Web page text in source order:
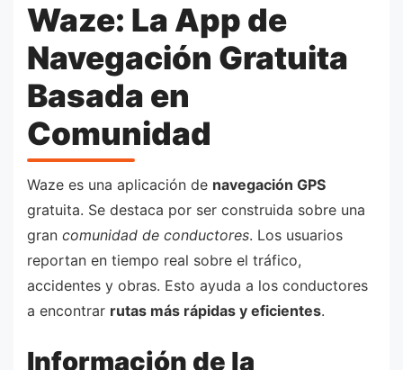
Waze: La App de
Navegación Gratuita
Basada en
Comunidad
Waze es una aplicación de navegación GPS
gratuita. Se destaca por ser construida sobre una
gran comunidad de conductores. Los usuarios
reportan en tiempo real sobre el tráfico,
accidentes y obras. Esto ayuda a los conductores
a encontrar rutas más rápidas y eficientes.
Información de la